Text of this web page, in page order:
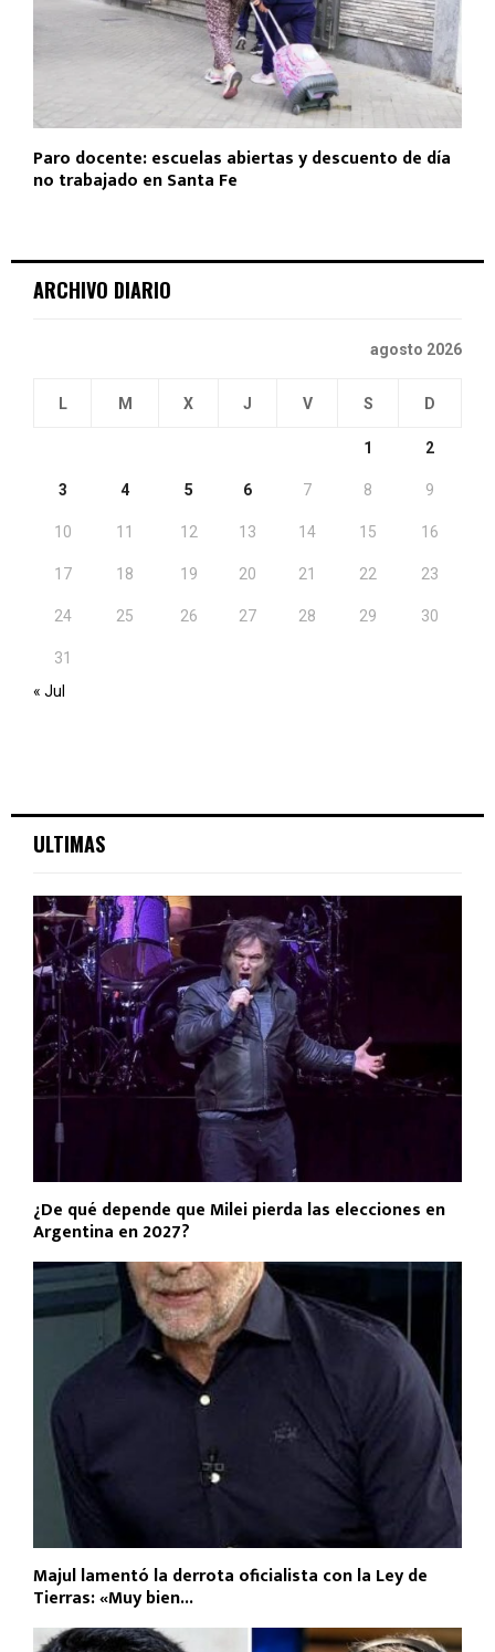
Paro docente: escuelas abiertas y descuento de día
no trabajado en Santa Fe
ARCHIVO DIARIO
agosto 2026
L M X J V S D
1 2
3 4 5 6 7 8 9
10 11 12 13 14 15 16
17 18 19 20 21 22 23
24 25 26 27 28 29 30
31
« Jul
ULTIMAS
¿De qué depende que Milei pierda las elecciones en
Argentina en 2027?
Majul lamentó la derrota oficialista con la Ley de
Tierras: «Muy bien...